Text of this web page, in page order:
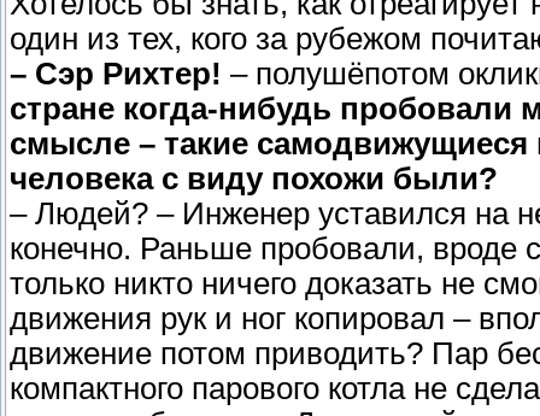
один из тех, кого за рубежом
– Сэр Рихтер! – полушёпотом
стране когда-нибудь пробовали
смысле – такие
человека с виду похожи были?
– Людей? – Инженер уставился на
конечно. Раньше пробовали, вроде
только никто ничего доказать не
движения рук и ног копировал –
движение потом приводить? Пар
компактного парового котла не